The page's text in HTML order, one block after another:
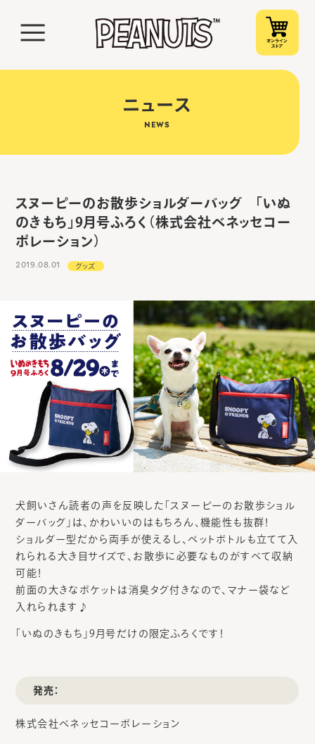
ニュース
NEWS
スヌーピーのお散歩ショルダーバッグ 「いぬ
のきもち」9月号ふろく（株式会社ベネッセコー
ポレーション）
2019.08.01 グッズ
犬飼いさん読者の声を反映した「スヌーピーのお散歩ショル
ダーバッグ」は、かわいいのはもちろん、機能性も抜群！
ショルダー型だから両手が使えるし、ペットボトルも立てて入
れられる大き目サイズで、お散歩に必要なものがすべて収納
可能！
前面の大きなポケットは消臭タグ付きなので、マナー袋など
入れられます♪
「いぬのきもち」9月号だけの限定ふろくです！
発売：
株式会社ベネッセコーポレーション